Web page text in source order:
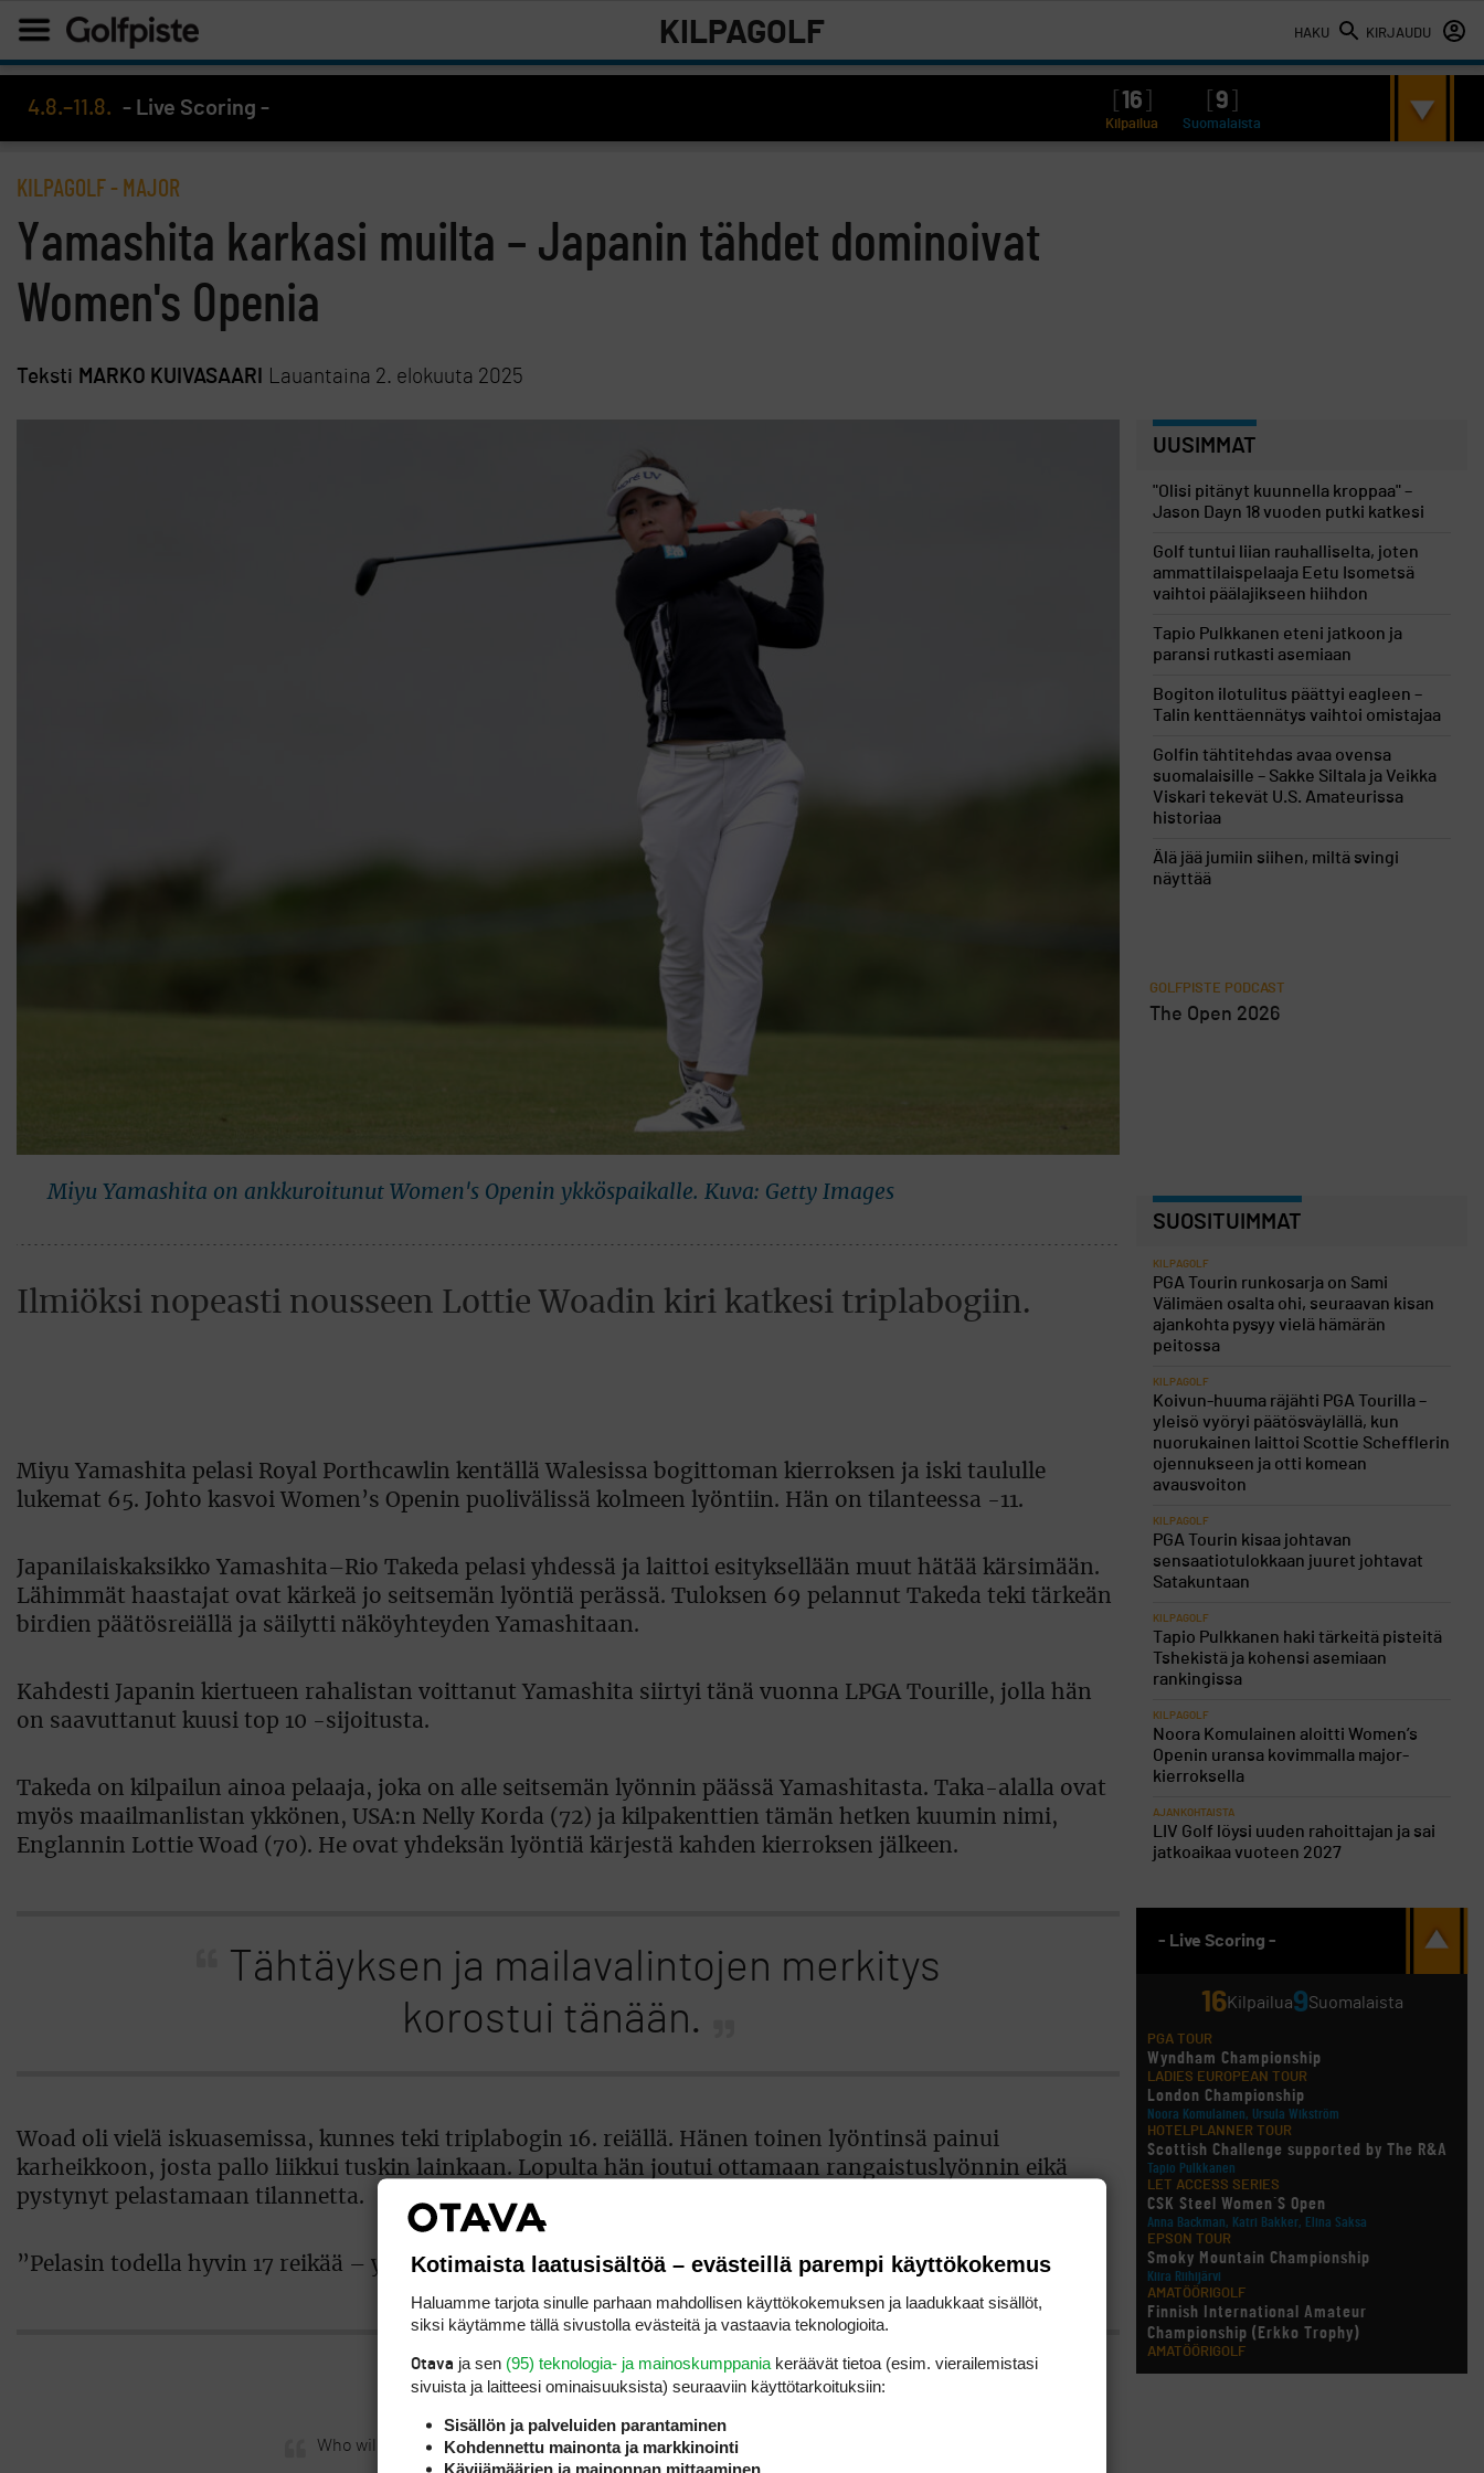
HAKU KIRJAUDU
KILPAGOLF
4.8.–11.8. - Live Scoring - 16 9
Kilpailua Suomalaista
KILPAGOLF - MAJOR
Yamashita karkasi muilta – Japanin tähdet dominoivat
Women's Openia
Teksti MARKO KUIVASAARI Lauantaina 2. elokuuta 2025
Miyu Yamashita on ankkuroitunut Women's Openin ykköspaikalle. Kuva: Getty Images
Ilmiöksi nopeasti nousseen Lottie Woadin kiri katkesi triplabogiin.
Miyu Yamashita pelasi Royal Porthcawlin kentällä Walesissa bogittoman kierroksen ja iski taululle
lukemat 65. Johto kasvoi Women’s Openin puolivälissä kolmeen lyöntiin. Hän on tilanteessa -11.
Japanilaiskaksikko Yamashita–Rio Takeda pelasi yhdessä ja laittoi esityksellään muut hätää kärsimään.
Lähimmät haastajat ovat kärkeä jo seitsemän lyöntiä perässä. Tuloksen 69 pelannut Takeda teki tärkeän
birdien päätösreiällä ja säilytti näköyhteyden Yamashitaan.
Kahdesti Japanin kiertueen rahalistan voittanut Yamashita siirtyi tänä vuonna LPGA Tourille, jolla hän
on saavuttanut kuusi top 10 -sijoitusta.
Takeda on kilpailun ainoa pelaaja, joka on alle seitsemän lyönnin päässä Yamashitasta. Taka-alalla ovat
myös maailmanlistan ykkönen, USA:n Nelly Korda (72) ja kilpakenttien tämän hetken kuumin nimi,
Englannin Lottie Woad (70). He ovat yhdeksän lyöntiä kärjestä kahden kierroksen jälkeen.
Tähtäyksen ja mailavalintojen merkitys
korostui tänään.
Woad oli vielä iskuasemissa, kunnes teki triplabogin 16. reiällä. Hänen toinen lyöntinsä painui
karheikkoon, josta pallo liikkui tuskin lainkaan. Lopulta hän joutui ottamaan rangaistuslyönnin eikä
pystynyt pelastamaan tilannetta.
”Pelasin todella hyvin 17 reikää – yksi huono väylä maksoi kalliisti”, Woad sanoi.
Catch Miyu if you can.
Who will make their move tomorrow?pic.twitter.com/ERI7SB0EOv
UUSIMMAT
"Olisi pitänyt kuunnella kroppaa" –
Jason Dayn 18 vuoden putki katkesi
Golf tuntui liian rauhalliselta, joten
ammattilaispelaaja Eetu Isometsä
vaihtoi päälajikseen hiihdon
Tapio Pulkkanen eteni jatkoon ja
paransi rutkasti asemiaan
Bogiton ilotulitus päättyi eagleen –
Talin kenttäennätys vaihtoi omistajaa
Golfin tähtitehdas avaa ovensa
suomalaisille – Sakke Siltala ja Veikka
Viskari tekevät U.S. Amateurissa
historiaa
Älä jää jumiin siihen, miltä svingi
näyttää
GOLFPISTE PODCAST
The Open 2026
SUOSITUIMMAT
KILPAGOLF
PGA Tourin runkosarja on Sami
Välimäen osalta ohi, seuraavan kisan
ajankohta pysyy vielä hämärän
peitossa
KILPAGOLF
Koivun-huuma räjähti PGA Tourilla –
yleisö vyöryi päätösväylällä, kun
nuorukainen laittoi Scottie Schefflerin
ojennukseen ja otti komean
avausvoiton
KILPAGOLF
PGA Tourin kisaa johtavan
sensaatiotulokkaan juuret johtavat
Satakuntaan
KILPAGOLF
Tapio Pulkkanen haki tärkeitä pisteitä
Tshekistä ja kohensi asemiaan
rankingissa
KILPAGOLF
Noora Komulainen aloitti Women’s
Openin uransa kovimmalla major-
kierroksella
AJANKOHTAISTA
LIV Golf löysi uuden rahoittajan ja sai
jatkoaikaa vuoteen 2027
- Live Scoring -
16Kilpailua9Suomalaista
PGA TOUR
Wyndham Championship
LADIES EUROPEAN TOUR
London Championship
Noora Komulainen, Ursula Wikström
HOTELPLANNER TOUR
Scottish Challenge supported by The R&A
Tapio Pulkkanen
LET ACCESS SERIES
CSK Steel Women´S Open
Anna Backman, Katri Bakker, Elina Saksa
EPSON TOUR
Smoky Mountain Championship
Kiira Riihijärvi
AMATÖÖRIGOLF
Finnish International Amateur
Championship (Erkko Trophy)
AMATÖÖRIGOLF
Finnish International Ladies' Amateur
Kotimaista laatusisältöä – evästeillä parempi käyttökokemus
Haluamme tarjota sinulle parhaan mahdollisen käyttökokemuksen ja laadukkaat sisällöt,
siksi käytämme tällä sivustolla evästeitä ja vastaavia teknologioita.
Otava ja sen (95) teknologia- ja mainoskumppania keräävät tietoa (esim. vierailemis­tasi
sivuista ja laitteesi ominaisuuk­sista) seuraaviin käyttötarkoituksiin:
Sisällön ja palveluiden parantaminen
Kohdennettu mainonta ja markkinointi
Kävijämäärien ja mainonnan mittaaminen